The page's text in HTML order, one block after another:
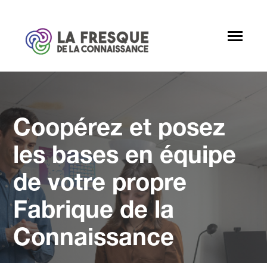
Toggle
for
Pour
qui
Devenir animateur
Partenaires
A propos
Coopérez et posez
les bases en équipe
de votre propre
Fabrique de la
Connaissance